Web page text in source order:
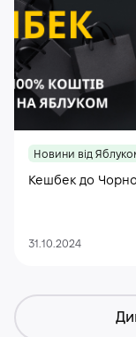
Новини від
Кешбек до
31.10.2024